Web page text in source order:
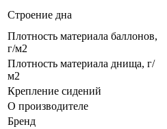
Строение дна
Плотность материала баллонов,
г/м2
Плотность материала днища, г/
м2
Крепление сидений
О производителе
Бренд